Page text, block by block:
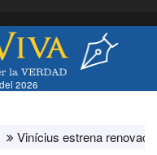
navigation
2026
estrena renovación